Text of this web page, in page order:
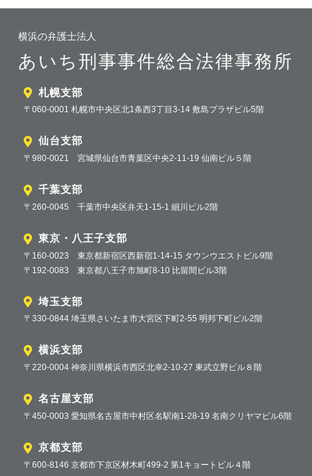
横浜の弁護士法人
あいち刑事事件総合法律事務所
札幌支部
〒060-0001 札幌市中央区北1条西3丁目3-14 敷島プラザビル5階
仙台支部
〒980-0021 宮城県仙台市青葉区中央2-11-19 仙南ビル５階
千葉支部
〒260-0045 千葉市中央区弁天1-15-1 細川ビル2階
東京・八王子支部
〒160-0023 東京都新宿区西新宿1-14-15 タウンウエストビル9階
〒192-0083 東京都八王子市旭町8-10 比留間ビル3階
埼玉支部
〒330-0844 埼玉県さいたま市大宮区下町2-55 明邦下町ビル2階
横浜支部
〒220-0004 神奈川県横浜市西区北幸2-10-27 東武立野ビル８階
名古屋支部
〒450-0003 愛知県名古屋市中村区名駅南1-28-19 名南クリヤマビル6階
京都支部
〒600-8146 京都市下京区材木町499-2 第1キョートビル４階